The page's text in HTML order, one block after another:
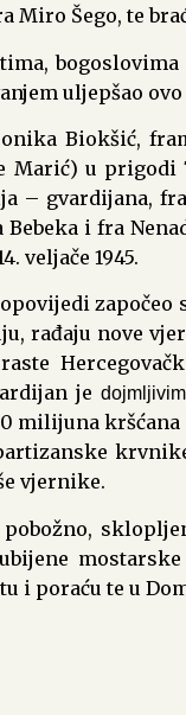
Šego, te
uljepšao
Biokšić,
Marić) u
– gvardijana,
i fra
veljače 1945.
započeo
rađaju nove
jedojmljivim
kršćana
vjernike.
i poraću te u